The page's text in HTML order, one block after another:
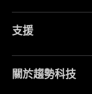
支援
關於趨勢科技